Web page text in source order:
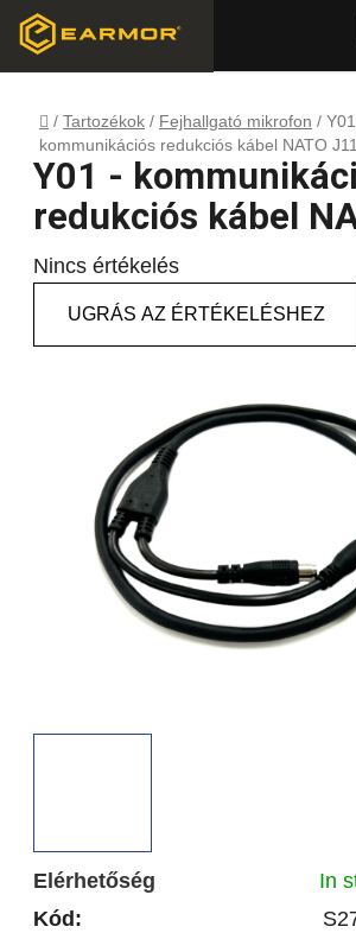
Ugrás
fő
Kezdőlap
/ Tartozékok / Fejhallgató mikrofon /
kommunikációs redukciós kábel NATO J11
Elérhetőség In
Kód:
Y01 -
redukciós kábel
A
átlagos
Nincs értékelés
UGRÁS AZ ÉRTÉKELÉSHEZ